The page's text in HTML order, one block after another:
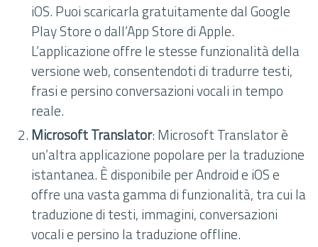
iOS. Puoi scaricarla gratuitamente dal Google
Play Store o dall’App Store di Apple.
L’applicazione offre le stesse funzionalità della
versione web, consentendoti di tradurre testi,
frasi e persino conversazioni vocali in tempo
reale.
Microsoft Translator: Microsoft Translator è
un’altra applicazione popolare per la traduzione
istantanea. È disponibile per Android e iOS e
offre una vasta gamma di funzionalità, tra cui la
traduzione di testi, immagini, conversazioni
vocali e persino la traduzione offline.